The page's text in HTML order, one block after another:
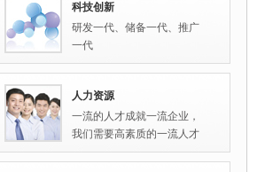
科技创新
研发一代、储备一代、推广
一代
人力资源
一流的人才成就一流企业，
我们需要高素质的一流人才